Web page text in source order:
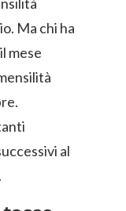
Ma chi ha
mese
al